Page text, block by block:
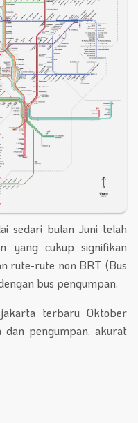
sedari bulan Juni telah
yang cukup signifikan
rute-rute non BRT (Bus
bus pengumpan.
terbaru Oktober
pengumpan, akurat